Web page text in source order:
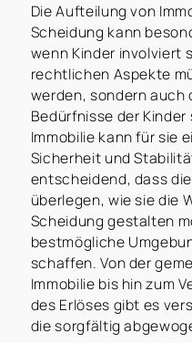
Die Aufteilung von
Scheidung kann
wenn Kinder involviert
rechtlichen Aspekte
werden, sondern auch
Bedürfnisse der
Immobilie kann für sie
Sicherheit und
entscheidend, dass
überlegen, wie sie die
Scheidung gestalten
bestmögliche
schaffen. Von der
Immobilie bis hin zum
des Erlöses gibt es
die sorgfältig